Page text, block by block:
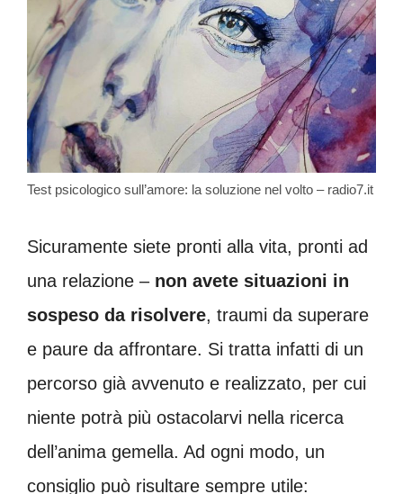
Test psicologico sull’amore: la soluzione nel volto – radio7.it
Sicuramente siete pronti alla vita, pronti ad
una relazione – non avete situazioni in
sospeso da risolvere, traumi da superare
e paure da affrontare. Si tratta infatti di un
percorso già avvenuto e realizzato, per cui
niente potrà più ostacolarvi nella ricerca
dell’anima gemella. Ad ogni modo, un
consiglio può risultare sempre utile: